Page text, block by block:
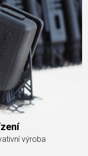
výroba